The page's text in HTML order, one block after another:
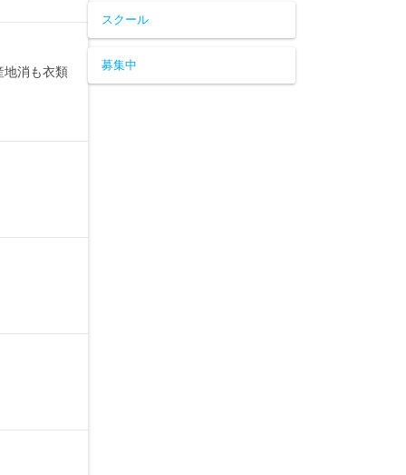
地消も衣類
スクール
募集中